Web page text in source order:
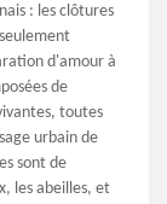
: les clôtures
d'amour à
de
toutes
urbain de
sont de
les abeilles, et